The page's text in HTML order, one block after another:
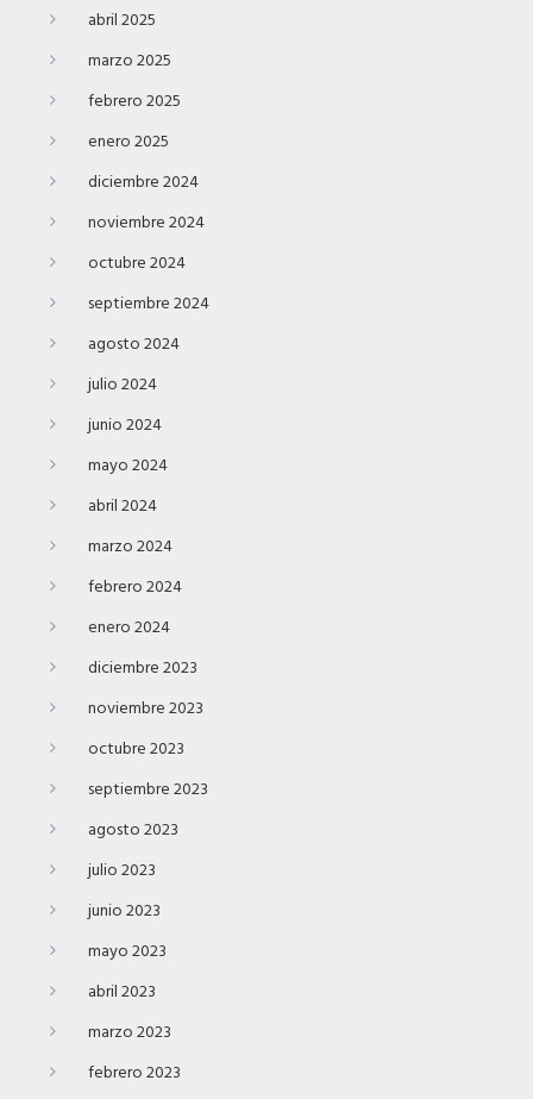
abril 2025
marzo 2025
febrero 2025
enero 2025
diciembre 2024
noviembre 2024
octubre 2024
septiembre 2024
agosto 2024
julio 2024
junio 2024
mayo 2024
abril 2024
marzo 2024
febrero 2024
enero 2024
diciembre 2023
noviembre 2023
octubre 2023
septiembre 2023
agosto 2023
julio 2023
junio 2023
mayo 2023
abril 2023
marzo 2023
febrero 2023